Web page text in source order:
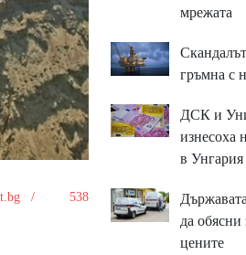
/ 538
мрежата
гръмна с
ДСК и
изнесоха
в
да обясни
цените